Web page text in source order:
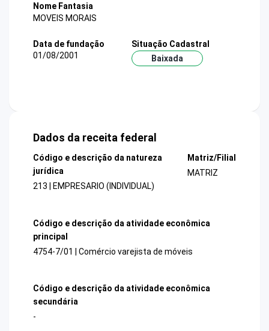
Nome Fantasia
MOVEIS MORAIS
Data de fundação
01/08/2001
Situação Cadastral
Baixada
Dados da receita federal
Código e descrição da natureza
jurídica
213 | EMPRESARIO (INDIVIDUAL)
Matriz/Filial
MATRIZ
Código e descrição da atividade econômica
principal
4754-7/01 | Comércio varejista de móveis
Código e descrição da atividade econômica
secundária
-